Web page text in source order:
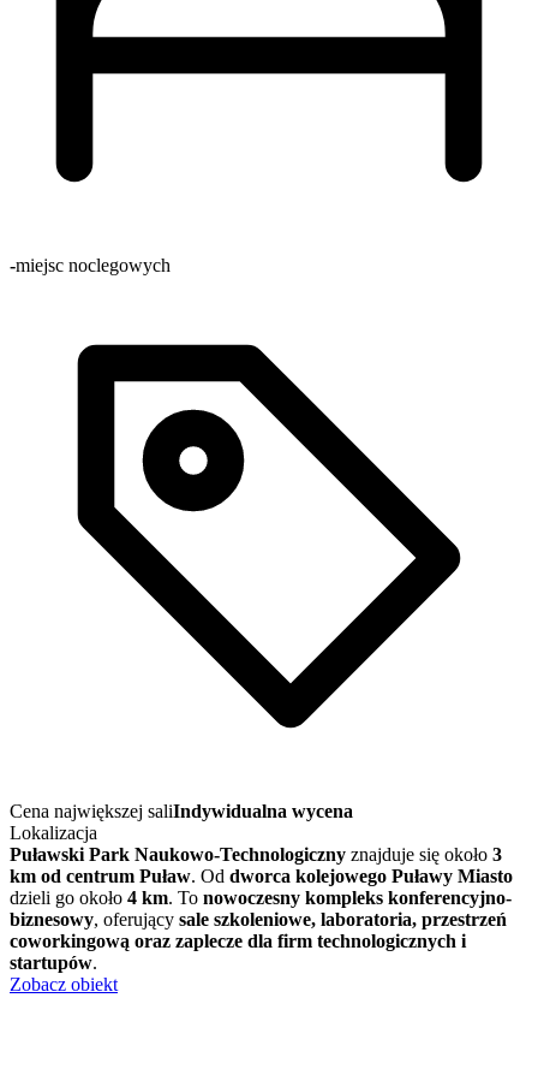
-miejsc noclegowych
Cena największej saliIndywidualna wycena
Lokalizacja
Puławski Park Naukowo-Technologiczny znajduje się około 3
km od centrum Puław. Od dworca kolejowego Puławy Miasto
dzieli go około 4 km. To nowoczesny kompleks konferencyjno-
biznesowy, oferujący sale szkoleniowe, laboratoria, przestrzeń
coworkingową oraz zaplecze dla firm technologicznych i
startupów.
Zobacz obiekt